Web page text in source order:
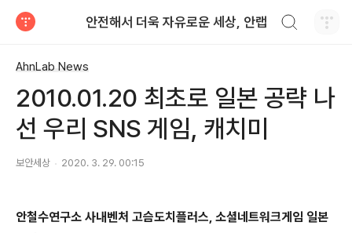
안전해서 더욱 자유로운 세상, 안랩
AhnLab News
2010.01.20 최초로 일본 공략 나
선 우리 SNS 게임, 캐치미
보안세상 2020. 3. 29. 00:15
안철수연구소 사내벤처 고슴도치플러스, 소셜네트워크게임 일본